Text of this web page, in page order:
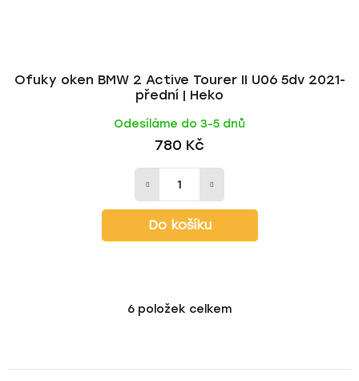
Ofuky oken BMW 2 Active Tourer II U06 5dv 2021-
přední | Heko
Odesíláme do 3-5 dnů
780 Kč
Do košíku
O
á
6 položek celkem